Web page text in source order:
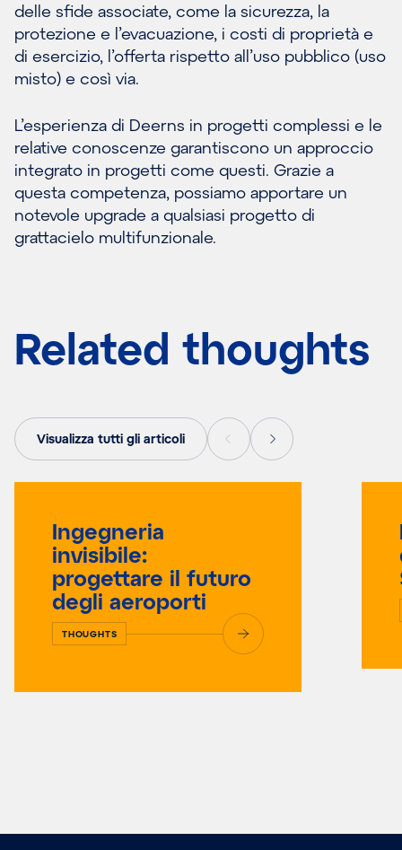
delle sfide associate, come la sicurezza, la
protezione e l’evacuazione, i costi di proprietà e
di esercizio, l’offerta rispetto all’uso pubblico (uso
misto) e così via.
L’esperienza di Deerns in progetti complessi e le
relative conoscenze garantiscono un approccio
integrato in progetti come questi. Grazie a
questa competenza, possiamo apportare un
notevole upgrade a qualsiasi progetto di
grattacielo multifunzionale.
Related thoughts
Visualizza tutti gli articoli
Ingegneria
invisibile:
progettare il futuro
degli aeroporti
THOUGHTS